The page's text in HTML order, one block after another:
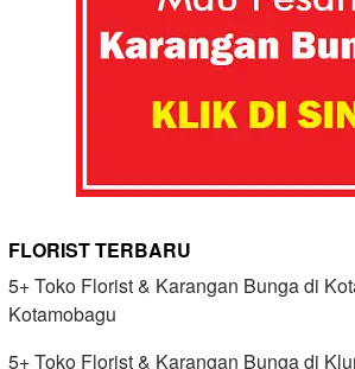
FLORIST TERBARU
5+ Toko Florist & Karangan Bunga di
Kotamobagu
5+ Toko Florist & Karangan Bunga di